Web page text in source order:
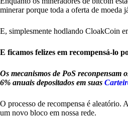
minerar porque toda a oferta de moeda
E, simplesmente hodlando CloakCoin
E ficamos felizes em recompensá-lo
Os mecanismos de PoS
6% anuais depositados em suas
O processo de recompensa é
um novo bloco em nossa rede.